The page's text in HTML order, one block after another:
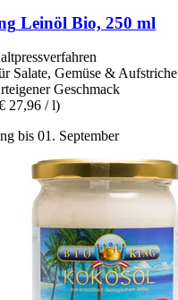
Leinöl Bio, 250 ml
Salate, Gemüse & Aufstriche
Geschmack
27,96 / l)
bis 01. September